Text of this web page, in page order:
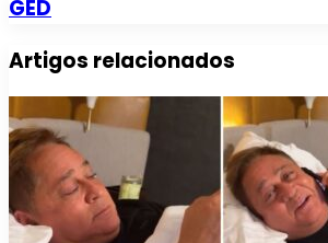
GED
Artigos relacionados